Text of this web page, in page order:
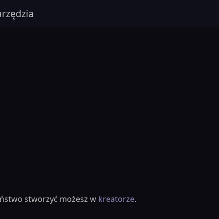
stworzyć możesz w kreatorze.